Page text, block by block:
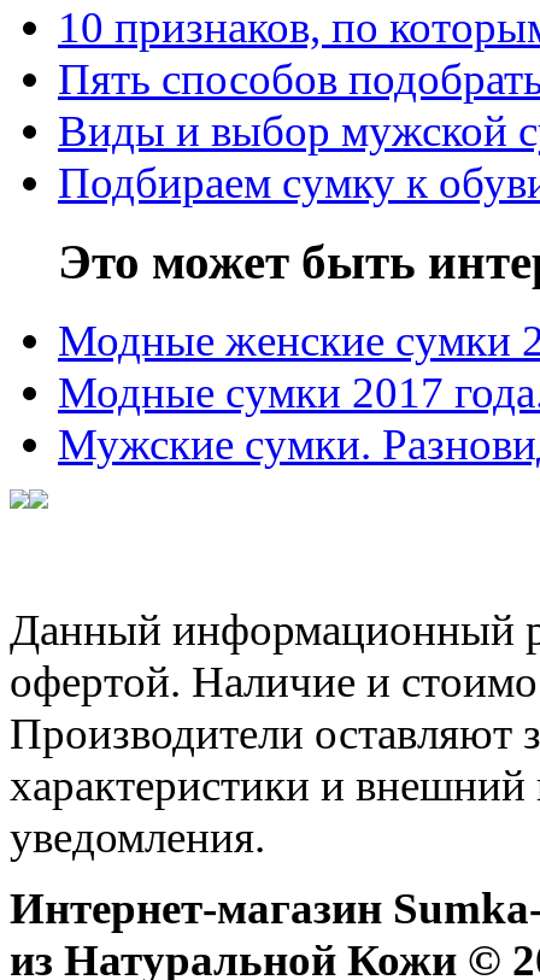
10 признаков, по
Пять способов
Виды и выбор мужской
Подбираем сумку к
Это может быть
Модные женские сумки
Модные сумки 2017
Мужские сумки.
Данный информационный
офертой. Наличие и
Производители оставляют
характеристики и внешний
уведомления.
Интернет-магазин
из Натуральной Кожи ©